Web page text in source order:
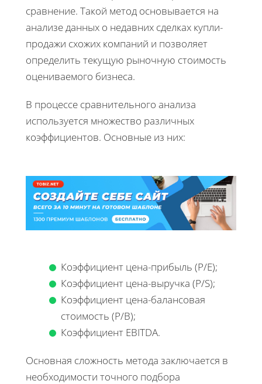
сравнение. Такой метод основывается на
анализе данных о недавних сделках купли-
продажи схожих компаний и позволяет
определить текущую рыночную стоимость
оцениваемого бизнеса.
В процессе сравнительного анализа
используется множество различных
коэффициентов. Основные из них:
Коэффициент цена-прибыль (P/E);
Коэффициент цена-выручка (P/S);
Коэффициент цена-балансовая
стоимость (P/B);
Коэффициент EBITDA.
Основная сложность метода заключается в
необходимости точного подбора